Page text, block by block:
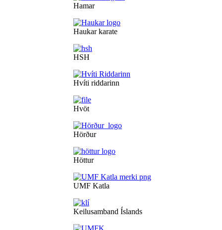
Hamar
Haukar karate
HSH
Hvíti riddarinn
Hvöt
Hörður
Höttur
UMF Katla
Keilusamband Íslands